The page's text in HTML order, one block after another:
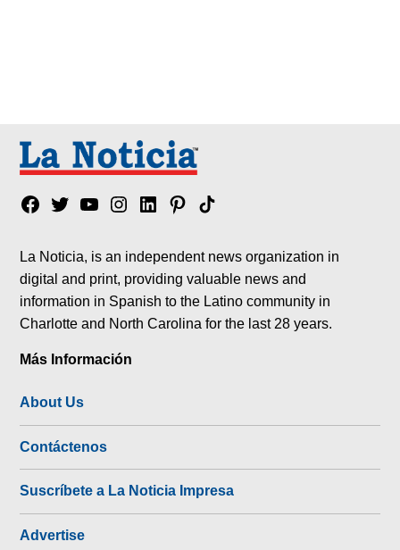
Facebook
TwitterYouTubeInstagram
LinkedinPinterest
Tik
La Noticia, is an independent news organization in
digital and print, providing valuable news and
information in Spanish to the Latino community in
Charlotte and North Carolina for the last 28 years.
Más Información
About Us
Contáctenos
Suscríbete a La Noticia Impresa
Advertise